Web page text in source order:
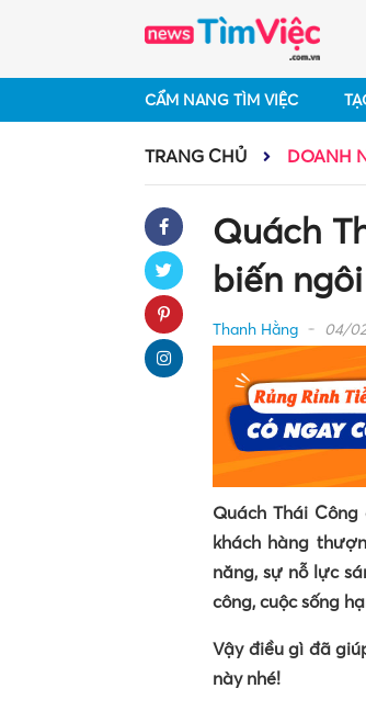
CẨM NANG TÌM VIỆC
TRANG CHỦ DOANH
Quách
biến
Thanh Hằng 04/
Quách Thái
khách hàng
năng, sự nỗ lực
công, cuộc sống
Vậy điều gì đã
này nhé!